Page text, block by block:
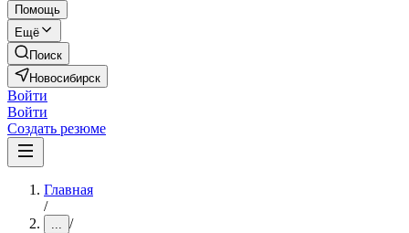
Помощь
Ещё
Поиск
Новосибирск
Войти
Войти
Создать резюме
Главная
/
... /